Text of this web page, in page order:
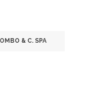
& C. SPA